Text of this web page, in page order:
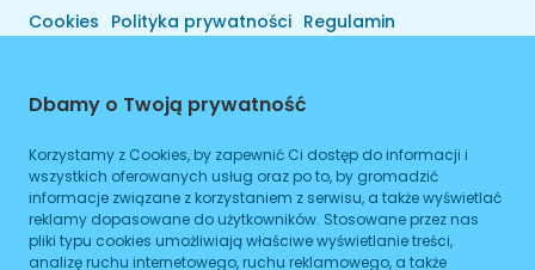
Cookies Polityka prywatności Regulamin
Dbamy o Twoją prywatność
Korzystamy z Cookies, by zapewnić Ci dostęp do informacji i
wszystkich oferowanych usług oraz po to, by gromadzić
informacje związane z korzystaniem z serwisu, a także wyświetlać
reklamy dopasowane do użytkowników. Stosowane przez nas
pliki typu cookies umożliwiają właściwe wyświetlanie treści,
analizę ruchu internetowego, ruchu reklamowego, a także